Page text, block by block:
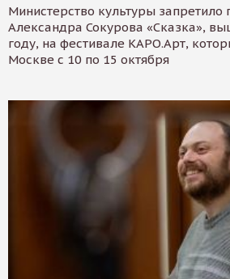
Министерство культуры запретило
Александра Сокурова «Сказка»,
году, на фестивале КАРО.Арт,
Москве с 10 по 15 октября